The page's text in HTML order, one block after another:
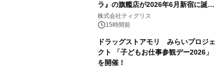
ラ』の旗艦店が2026年6月新宿に誕
生 バカルディ ジャパンと連携した
没入型バー「BAR Arca」
株式会社ティグリス
15時間前
ドラッグストアモリ みらいプロジェ
クト 「子どもお仕事参観デー2026」
を開催！